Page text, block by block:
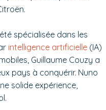
spécialisée dans les
intelligence artificielle (IA)
Guillaume Couzy a
pays à conquérir. Nuno
solide expérience,